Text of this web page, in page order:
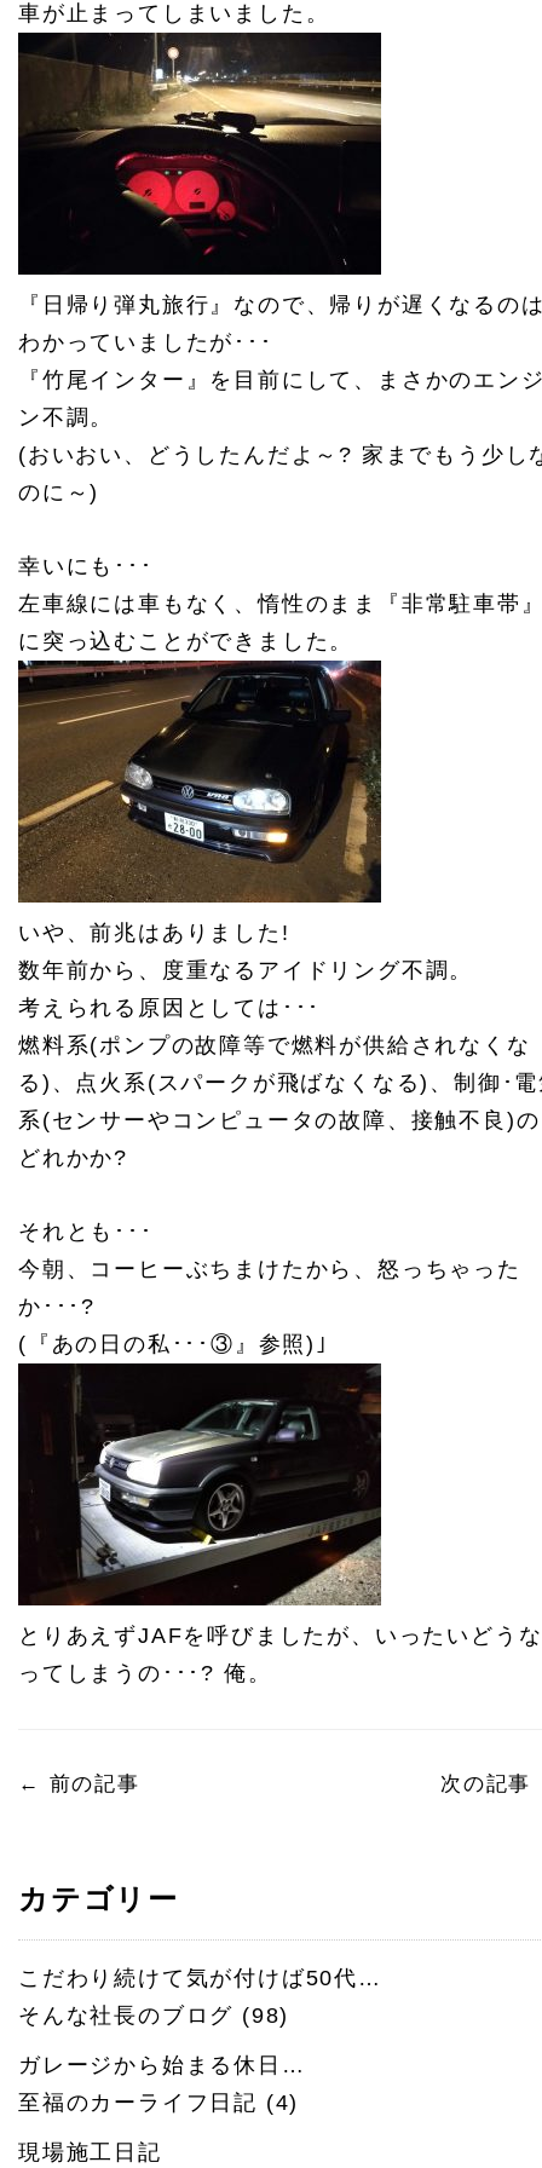
車が止まってしまいました。
『日帰り弾丸旅行』なので、帰りが遅くなるの
わかっていましたが･･･
『竹尾インター』を目前にして、まさかのエン
ン不調。
(おいおい、どうしたんだよ～? 家までもう少し
のに～)
幸いにも･･･
左車線には車もなく、惰性のまま『非常駐車帯
に突っ込むことができました。
いや、前兆はありました!
数年前から、度重なるアイドリング不調。
考えられる原因としては･･･
燃料系(ポンプの故障等で燃料が供給されなくな
る)、点火系(スパークが飛ばなくなる)、制御･
系(センサーやコンピュータの故障、接触不良)の
どれかか?
それとも･･･
今朝、コーヒーぶちまけたから、怒っちゃった
か･･･?
(『あの日の私･･･③』参照)｣
とりあえずJAFを呼びましたが、いったいどうな
ってしまうの･･･? 俺。
← 前の記事 次の記事
カテゴリー
こだわり続けて気が付けば50代…
そんな社長のブログ (98)
ガレージから始まる休日…
至福のカーライフ日記 (4)
現場施工日記